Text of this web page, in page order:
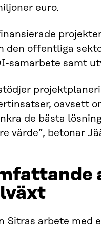
euro.
den offentliga
samarbete samt
oavsett
de bästa
värde”, betonar
Sitras arbete med